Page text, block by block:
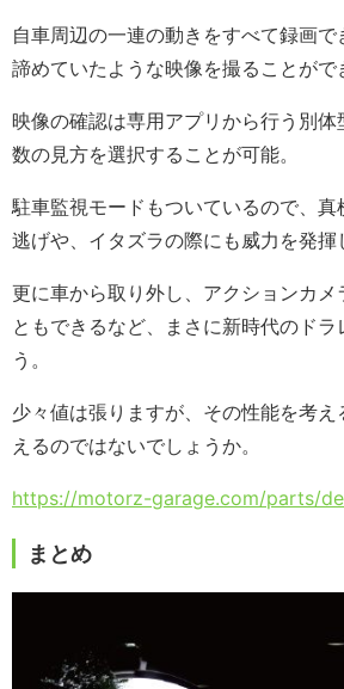
自車周辺の一連の動きをすべて録画
諦めていたような映像を撮ることがで
映像の確認は専用アプリから行う別体
数の見方を選択することが可能。
駐車監視モードもついているので、真
逃げや、イタズラの際にも威力を発揮
更に車から取り外し、アクションカメ
ともできるなど、まさに新時代のドラ
う。
少々値は張りますが、その性能を考
えるのではないでしょうか。
https://motorz-garage.com/parts/
まとめ